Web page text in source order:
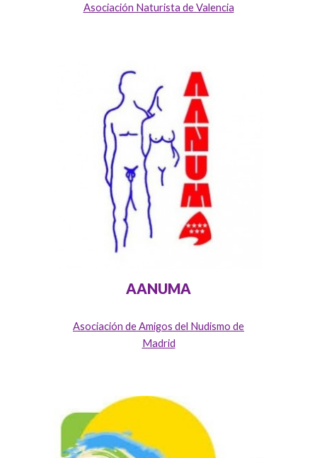
Asociación Naturista de Valencia
AANUMA
Asociación de Amigos del Nudismo de
Madrid